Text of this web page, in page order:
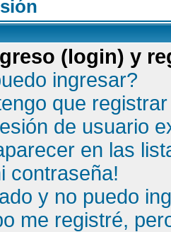
(login) y
ingresar?
que
de usuario
en las
contraseña!
y no puedo
me registré,